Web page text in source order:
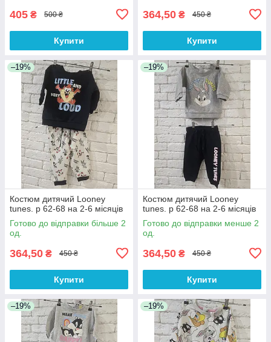
405 ₴ 500 ₴
Купити
364,50 ₴ 450 ₴
Купити
–19%
Костюм дитячий Looney
tunes. р 62-68 на 2-6 місяців
Готово до відправки більше 2
од.
364,50 ₴ 450 ₴
Купити
–19%
Костюм дитячий Looney
tunes. р 62-68 на 2-6 місяців
Готово до відправки менше 2
од.
364,50 ₴ 450 ₴
Купити
–19% –19%